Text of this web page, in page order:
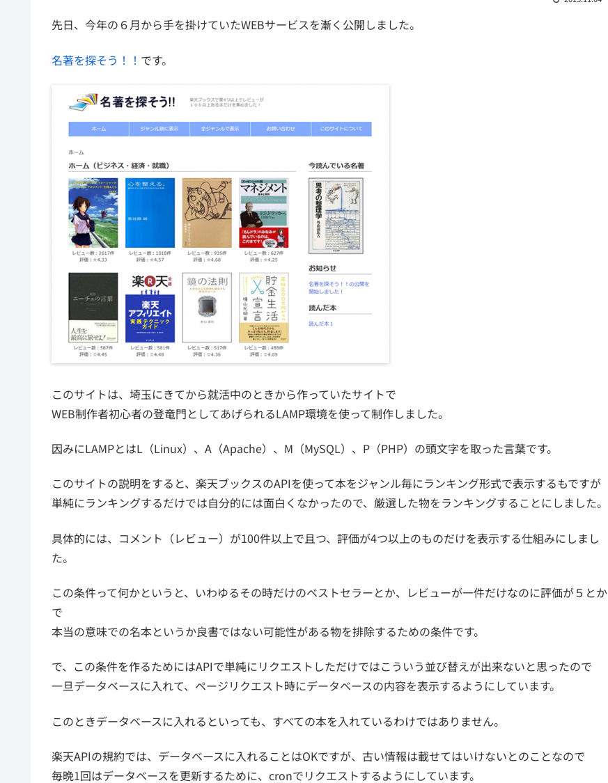
先日、今年の６月から手を掛けていたWEBサービスを漸く公開しました。
名著を探そう！！ です。
このサイトは、埼玉にきてから就活中のときから作っていたサイトで
WEB制作者初心者の登竜門としてあげられるLAMP環境を使って制作しました。
因みにLAMPとはL（Linux）、A（Apache）、M（MySQL）、P（PHP）の頭文字を取った言葉です。
このサイトの説明をすると、楽天ブックスのAPIを使って本をジャンル毎にランキング形式で表示するもですが
単純にランキングするだけでは自分的には面白くなかったので、厳選した物をランキングすることにしました。
具体的には、コメント（レビュー）が100件以上で且つ、評価が4つ以上のものだけを表示する仕組みにしまし
た。
この条件って何かというと、いわゆるその時だけのベストセラーとか、レビューが一件だけなのに評価が５とか
で
本当の意味での名本というか良書ではない可能性がある物を排除するための条件です。
で、この条件を作るためにはAPIで単純にリクエストしただけではこういう並び替えが出来ないと思ったので
一旦データベースに入れて、ページリクエスト時にデータベースの内容を表示するようにしています。
このときデータベースに入れるといっても、すべての本を入れているわけではありません。
楽天APIの規約では、データベースに入れることはOKですが、古い情報は載せてはいけないとのことなので
毎晩1回はデータベースを更新するために、cronでリクエストするようにしています。